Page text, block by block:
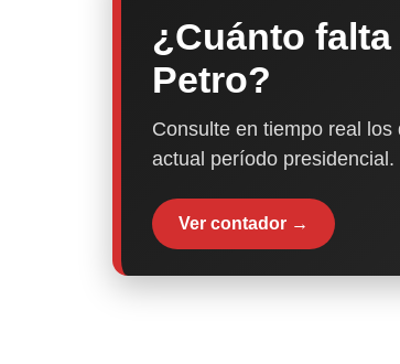
¿Cuánto
Petro?
Consulte en tiempo real
actual período presidencial.
Ver contador →